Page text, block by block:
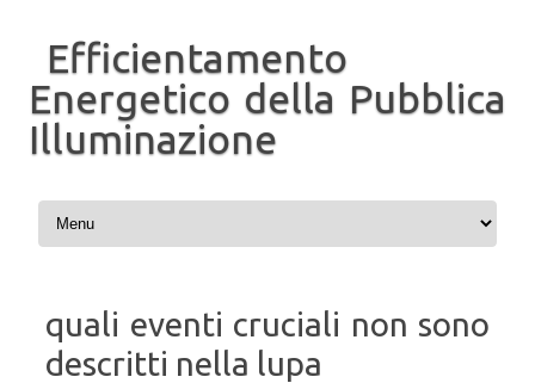
Efficientamento
Energetico della Pubblica
Illuminazione
Vai al contenuto
quali eventi cruciali non sono
descritti nella lupa